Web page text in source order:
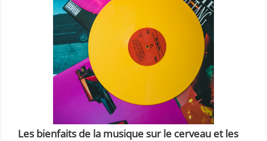
Les bienfaits de la musique sur le cerveau et les